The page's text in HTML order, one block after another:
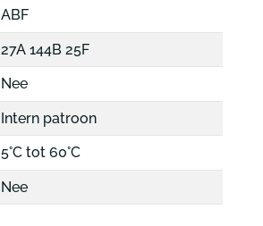
ABF
27A 144B 25F
Nee
Intern patroon
5°C tot 60°C
Nee